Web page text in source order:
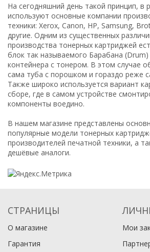
На сегодняшний день такой принцип, в
используют основные компании
техники: Xerox, Canon, HP, Samsung,
другие. Одним из существенных
производства тонерных картриджей
блок так называемого Барабана
контейнера с тонером. В этом случае
сама туба с порошком и гораздо реже
Также широко используется вариант
сборе, где в самом устройстве
компоненты воедино.
В нашем магазине представлены
популярные модели тонерных
производителей печатной техники, а
дешёвые аналоги.
СТРАНИЦЫ
О магазине
Гарантия
Мои